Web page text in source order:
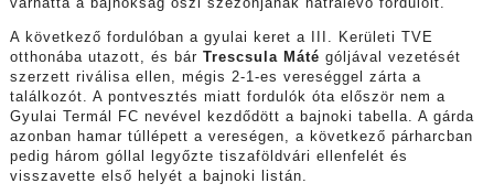
várhatta a bajnokság őszi szezonjának hátralévő fordulóit.
A következő fordulóban a gyulai keret a III. Kerületi TVE
otthonába utazott, és bár Trescsula Máté góljával vezetését
szerzett riválisa ellen, mégis 2-1-es vereséggel zárta a
találkozót. A pontvesztés miatt fordulók óta először nem a
Gyulai Termál FC nevével kezdődött a bajnoki tabella. A gárda
azonban hamar túllépett a vereségen, a következő párharcban
pedig három góllal legyőzte tiszaföldvári ellenfelét és
visszavette első helyét a bajnoki listán.